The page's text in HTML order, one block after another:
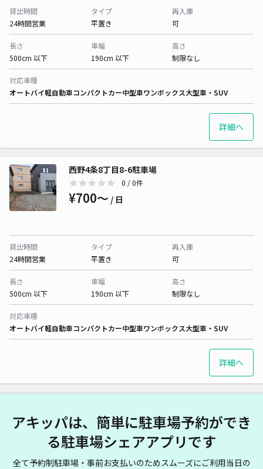
貸出時間
24時間営業
タイプ
平置き
再入庫
可
長さ
500cm 以下
車幅
190cm 以下
高さ
制限なし
対応車種
オートバイ軽自動車コンパクトカー中型車ワンボックス大型車・SUV
詳細へ
西野4条8丁目8-6駐車場
0 / 0件
¥700〜 / 日
貸出時間
24時間営業
タイプ
平置き
再入庫
可
長さ
500cm 以下
車幅
190cm 以下
高さ
制限なし
対応車種
オートバイ軽自動車コンパクトカー中型車ワンボックス大型車・SUV
詳細へ
アキッパは、簡単に駐車場予約ができ
る駐車場シェアアプリです
全て予約制駐車場・事前お支払いのためスムーズにご利用当日の